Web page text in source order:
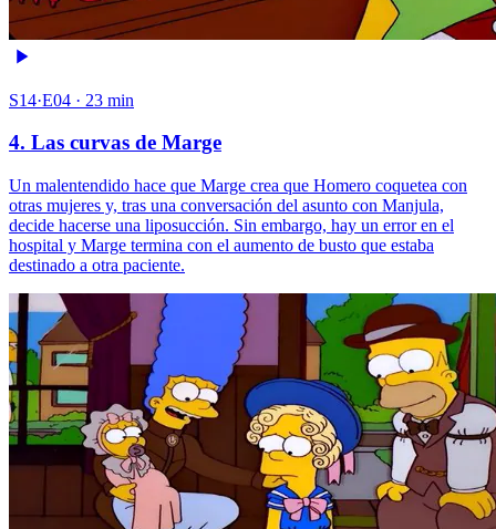
S14·E04 · 23 min
4. Las curvas de Marge
Un malentendido hace que Marge crea que Homero coquetea con
otras mujeres y, tras una conversación del asunto con Manjula,
decide hacerse una liposucción. Sin embargo, hay un error en el
hospital y Marge termina con el aumento de busto que estaba
destinado a otra paciente.